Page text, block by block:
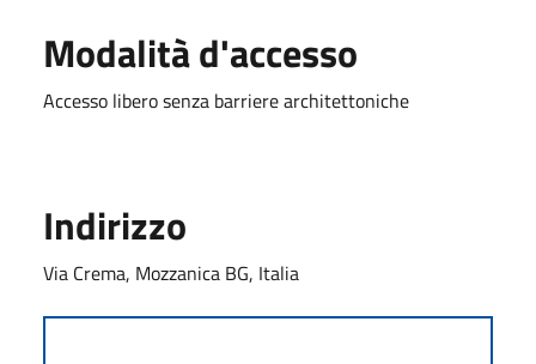
Modalità d'accesso
Accesso libero senza barriere architettoniche
Indirizzo
Via Crema, Mozzanica BG, Italia